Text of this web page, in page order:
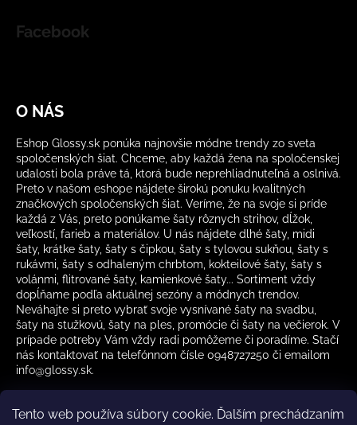
Tento web používa súbory cookie. Ďalším prechádzaním
Facebook
O NÁS
Eshop Glossy.sk ponúka najnovšie módne trendy zo sveta
spoločenských šiat. Chceme, aby každá žena na spoločenskej
udalosti bola práve tá, ktorá bude neprehliadnuteľná a oslnivá.
Preto v našom eshope nájdete širokú ponuku kvalitných
značkových spoločenských šiat. Veríme, že na svoje si príde
každá z Vás, preto ponúkame šaty rôznych strihov, dĺžok,
veľkostí, farieb a materiálov. U nás nájdete dlhé šaty, midi
šaty, krátke šaty, šaty s čipkou, šaty s tylovou sukňou, šaty s
rukávmi, šaty s odhaleným chrbtom, kokteilové šaty, šaty s
volánmi, flitrované šaty, kamienkové šaty... Sortiment vždy
dopĺňame podľa aktuálnej sezóny a módnych trendov.
Neváhajte si preto vybrať svoje vysnívané šaty na svadbu,
šaty na stužkovú, šaty na ples, promócie či šaty na večierok. V
prípade potreby Vám vždy radi pomôžeme či poradíme. Stačí
nás kontaktovať na telefónnom čísle 0948727250 či emailom
info@glossy.sk.